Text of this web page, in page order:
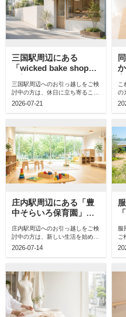
三国駅周辺にある
「wicked bake shop」
紹介
三国駅周辺へのお引っ越しをご検
討中の方は、休日に立ち寄ること
のできる魅力的なお店が近隣にあ
2026-07-21
こ
の
体
庄内駅周辺にある「豊
中そらいろ保育園」の
庄内駅周辺へのお引っ越しをご検
討中の方は、新しい生活を始める
にあたって、大切なお子さまを預
2026-07-14
服
ご
や